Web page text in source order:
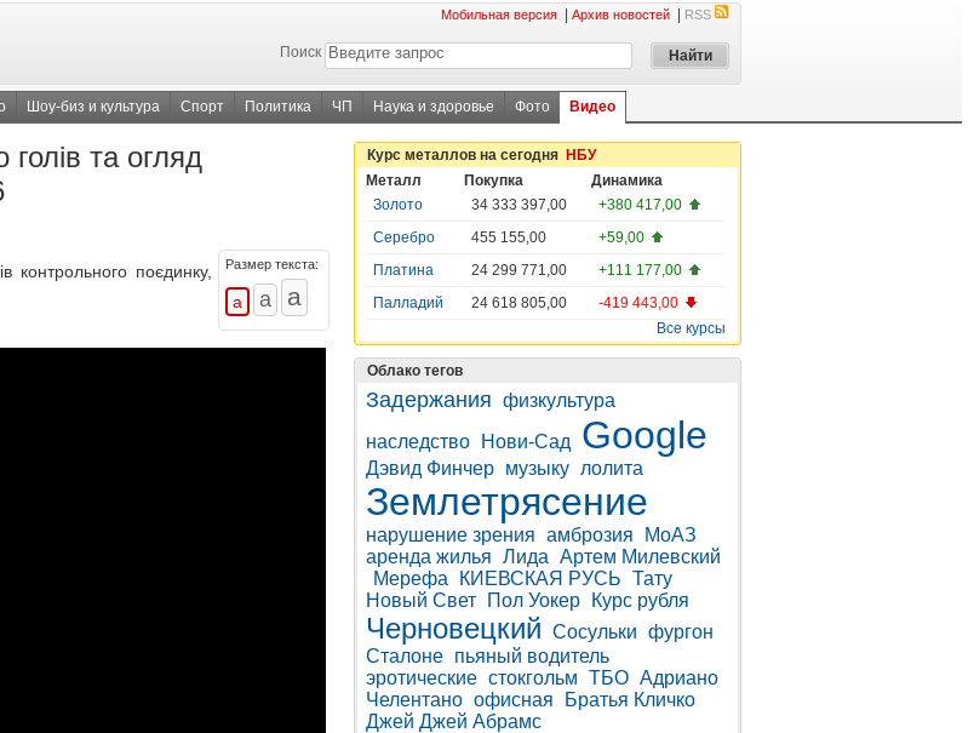
Мобильная версия Архив новостей RSS
Поиск
Шоу-биз и культура Спорт Политика ЧП Наука и здоровье Фото Видео
та огляд
Размер текста:
контрольного поєдинку,
Курс металлов на сегодня НБУ
Металл
Покупка
Динамика
Золото
34 333 397,00
+380 417,00
Серебро
455 155,00
+59,00
Платина
24 299 771,00
+111 177,00
Палладий
24 618 805,00
-419 443,00
Все курсы
Облако тегов
Задержания физкультура
наследство
Нови-Сад Google
Дэвид Финчер музыку лолита
Землетрясение
нарушение зрения амброзия
МоАЗ
аренда жилья Лида Артем Милевский
Мерефа
КИЕВСКАЯ РУСЬ Тату
Новый Свет
Пол Уокер Курс рубля
Черновецкий Сосульки фургон
Сталоне пьяный водитель
эротические стокгольм ТБО Адриано
Челентано офисная
Братья Кличко
Джей Джей Абрамс